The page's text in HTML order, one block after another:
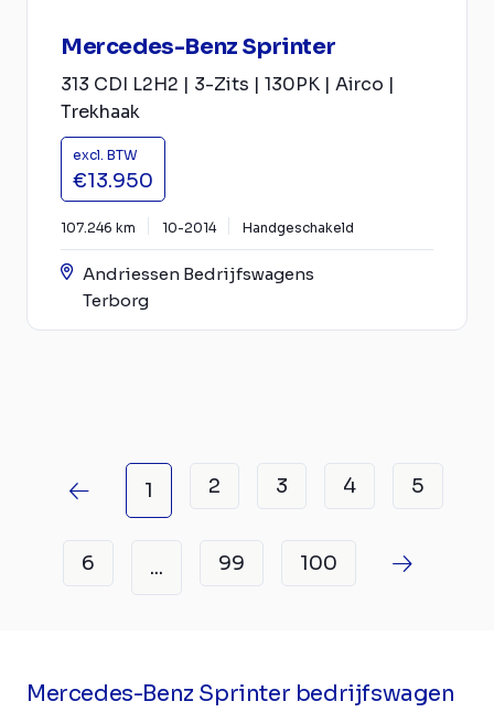
Mercedes-Benz Sprinter
313 CDI L2H2 | 3-Zits | 130PK | Airco |
Trekhaak
excl. BTW
€13.950
107.246 km 10-2014 Handgeschakeld
Andriessen Bedrijfswagens
Terborg
1 2 3 4 5
6 ... 99 100
Mercedes-Benz Sprinter bedrijfswagen